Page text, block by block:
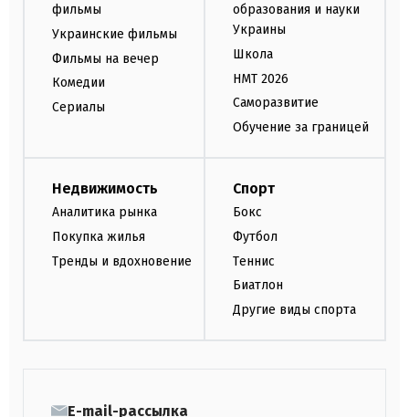
фильмы
Украинские фильмы
Фильмы на вечер
Комедии
Сериалы
образования и науки
Украины
Школа
НМТ 2026
Саморазвитие
Обучение за границей
Недвижимость
Аналитика рынка
Покупка жилья
Тренды и вдохновение
Спорт
Бокс
Футбол
Теннис
Биатлон
Другие виды спорта
E-mail-рассылка